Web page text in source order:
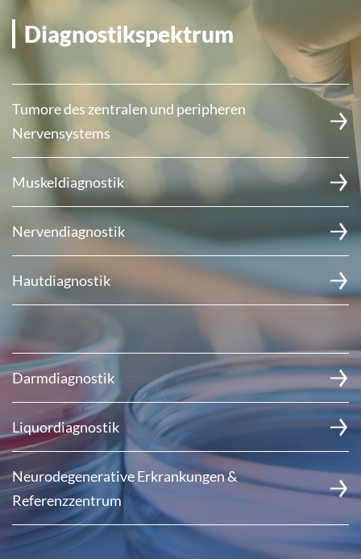
Diagnostikspektrum
Tumore des zentralen und peripheren
Nervensystems
Muskeldiagnostik
Nervendiagnostik
Hautdiagnostik
Darmdiagnostik
Liquordiagnostik
Neurodegenerative Erkrankungen &
Referenzzentrum